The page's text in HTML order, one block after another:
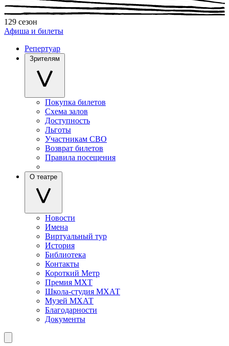
129 сезон
Афиша и билеты
Репертуар
Зрителям
Покупка билетов
Схема залов
Доступность
Льготы
Участникам СВО
Возврат билетов
Правила посещения
О театре
Новости
Имена
Виртуальный тур
История
Библиотека
Контакты
Короткий Метр
Премия МХТ
Школа-студия МХАТ
Музей МХАТ
Благодарности
Документы